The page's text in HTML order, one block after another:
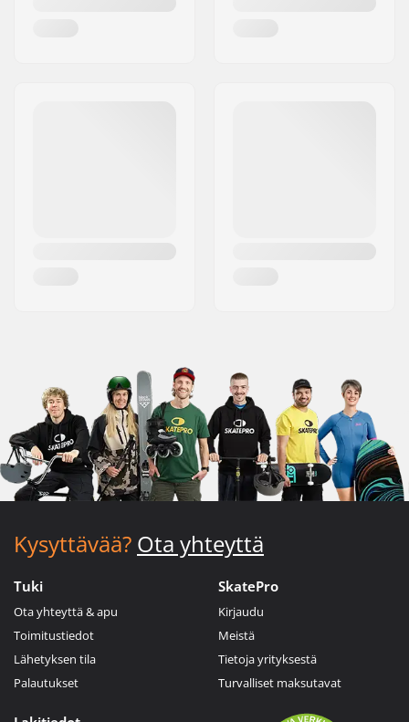
Kysyttävää? Ota yhteyttä
Tuki
Ota yhteyttä & apu
Toimitustiedot
Lähetyksen tila
Palautukset
SkatePro
Kirjaudu
Meistä
Tietoja yrityksestä
Turvalliset maksutavat